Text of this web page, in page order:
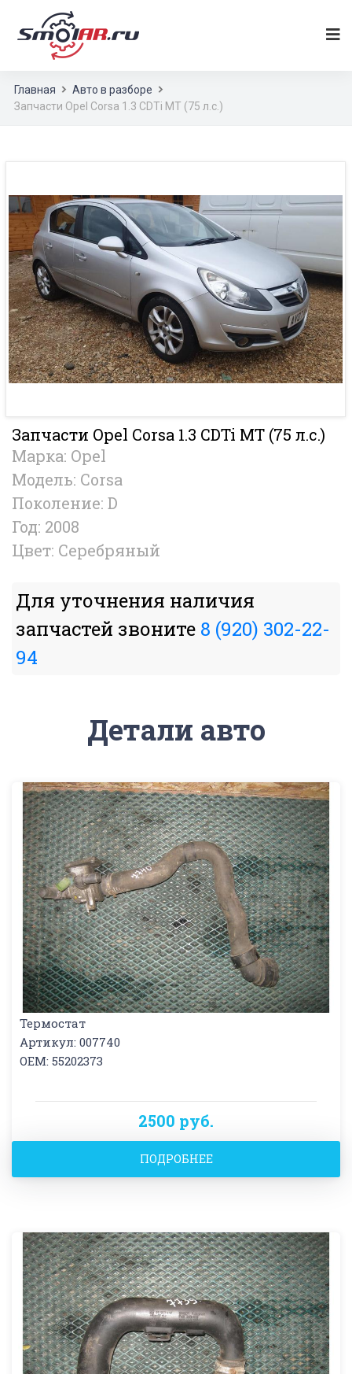
Главная
Авто в разборе
Запчасти Opel Corsa 1.3 CDTi MT (75 л.с.)
Запчасти Opel Corsa 1.3 CDTi MT (75 л.с.)
Марка: Opel
Модель: Corsa
Поколение: D
Год: 2008
Цвет: Серебряный
Для уточнения наличия
запчастей звоните 8 (920) 302-22-
94
Детали авто
Термостат
Артикул: 007740
OEM: 55202373
2500 руб.
ПОДРОБНЕЕ